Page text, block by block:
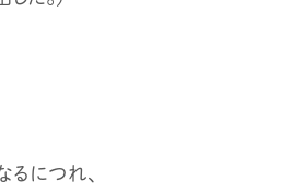
につれ、